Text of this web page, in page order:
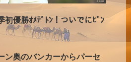
初優勝ｵﾒﾃﾞﾄﾝ！ついでにﾋﾟﾝ
ン奥のバンカーからパーセ